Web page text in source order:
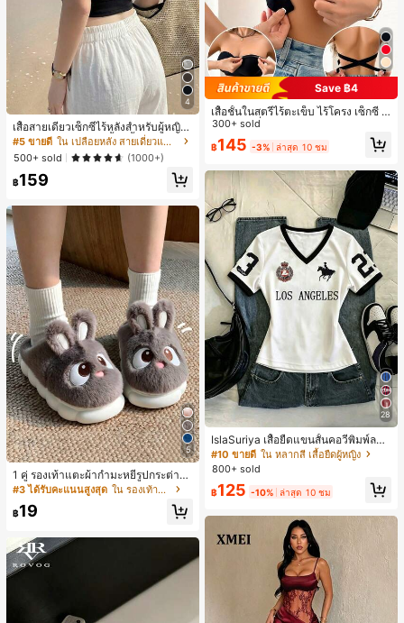
4
เสื้อสายเดี่ยวเซ็กซี่ไร้หลังสำหรับผู้หญิง
พร้อมบราแบบมีฟองน้ำ, เสื้อกล้ามแขน
กุด, เสื้อลำลองสีดำสำหรับฤดูร้อน
#5 ขายดี
ใน เปลือยหลัง สายเดี่ยวแขนกุดสีสดใส
500+ sold
(1000+)
฿159
5
1 คู่ รองเท้าแตะผ้ากำมะหยี่รูปกระต่าย
สำหรับผู้หญิง, อบอุ่นและสบาย, เหมาะ
สำหรับใส่ลำลองในฤดูใบไม้ร่วง/ฤดูหน
าว, รองเท้าบ้านผู้หญิงหรูหราใหม่, ส้นเ
รับฤดูหนาวที่อบอุ่น, รองเท้าแตะผ้ากำม
ะหยี่น่ารัก, ของขวัญปีใหม่/วันวาเลนไท
น์ในอุดมคติ, รองเท้าแตะคู่รัก, ของขวั
ญวันแม่, สวน, ของตกแต่งห้องครัว, ฤดู
ร้อน, ชายหาด, ของใช้จำเป็นสำหรับกา
รเดินทาง, ของตกแต่งห้อง, นุ่มนิ่ม, การ
สำเร็จการศึกษา, ชั้นวางรองเท้า, ประห
#3 ได้รับคะแนนสูงสุด ใน รองเท้าแตะใส่ในบ้าน
฿19
Save ฿4
เสื้อชั้นในสตรีไร้ตะเข็บ ไร้โครง เซ็กซี่ ด้
านข้างไม่ลื่น แผ่นรองถอดได้ ลายไขว้ห
ลัง ไร้สาย สบายตลอดวัน
300+ sold
฿145 -3% ล่าสุด 10 ชม
28
IslaSuriya เสื้อยืดแขนสั้นคอวีพิมพ์ลาย
สีตัดกันสำหรับผู้หญิง
#10 ขายดี ใน หลากสี เสื้อยืดผู้หญิง
800+ sold
฿125 -10% ล่าสุด 10 ชม